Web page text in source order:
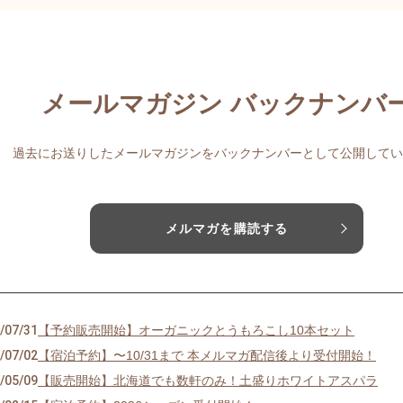
メールマガジン バックナンバ
過去にお送りしたメールマガジンをバックナンバーとして公開してい
メルマガを購読する
07/31
【予約販売開始】オーガニックとうもろこし10本セット
07/02 【宿泊予約】〜10/31まで 本メルマガ配信後より受付開始！
05/09 【販売開始】北海道でも数軒のみ！土盛りホワイトアスパラ